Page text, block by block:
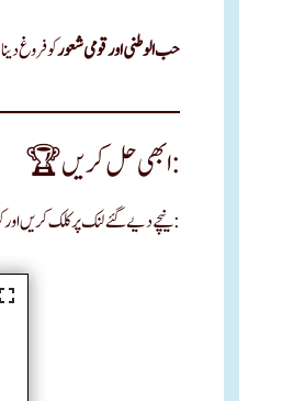
حب الوطنی اور قومی شعورکو فروغ دینا
🏆 ابھی حل کریں:
👇 نیچے دیے گئے لنک پر کلک کریں اور کوئز حل کریں: